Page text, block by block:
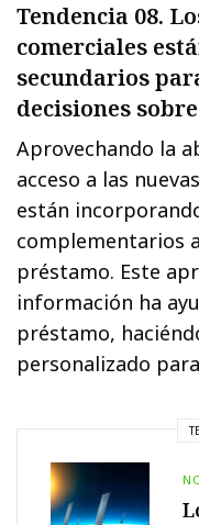
Tendencia 08.
comerciales
secundarios
decisiones
Aprovechando la
acceso a las
están
complementarios
préstamo. Este
información ha
préstamo,
personalizado